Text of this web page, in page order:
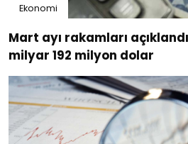
Ekonomi
Mart ayı rakamları
milyar 192 milyon dolar